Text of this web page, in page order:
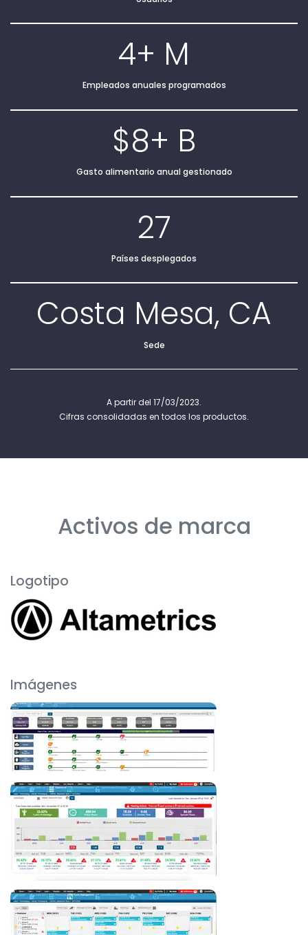
4+ M
Empleados anuales programados
$8+ B
Gasto alimentario anual gestionado
27
Países desplegados
Costa Mesa, CA
Sede
A partir del 17/03/2023.
Cifras consolidadas en todos los productos.
Activos de marca
Logotipo
Imágenes